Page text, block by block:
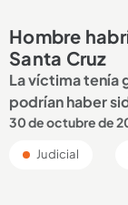
Hombre
Santa Cruz
La víctima tenía
podrían haber
30 de octubre de
Judicial